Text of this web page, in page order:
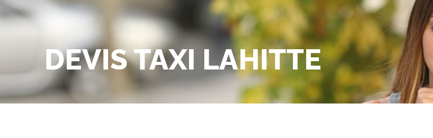
DEVIS TAXI LAHITTE